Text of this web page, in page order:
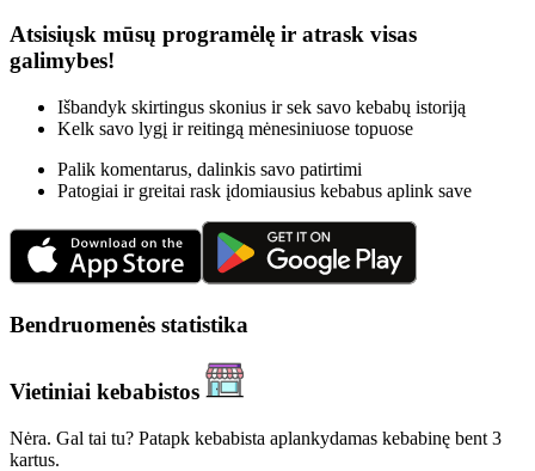
Atsisiųsk mūsų programėlę ir atrask visas
galimybes!
Išbandyk skirtingus skonius ir sek savo kebabų istoriją
Kelk savo lygį ir reitingą mėnesiniuose topuose
Palik komentarus, dalinkis savo patirtimi
Patogiai ir greitai rask įdomiausius kebabus aplink save
Bendruomenės statistika
Vietiniai kebabistos
Nėra. Gal tai tu? Patapk kebabista aplankydamas kebabinę bent 3
kartus.